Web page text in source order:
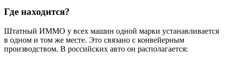
Где находится?
Штатный ИММО у всех машин одной марки устанавливается
в одном и том же месте. Это связано с конвейерным
производством. В российских авто он располагается: